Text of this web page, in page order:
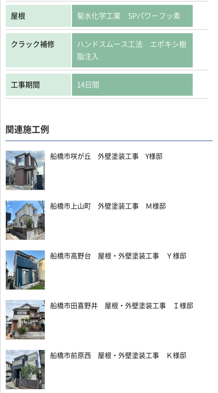
屋根 菊水化学工業 SPパワーフッ素
クラック補修
ハンドスムース工法 エポキシ樹
脂注入
工事期間 14日間
関連施工例
船橋市咲が丘 外壁塗装工事 Y様邸
船橋市上山町 外壁塗装工事 Ｍ様邸
船橋市高野台 屋根・外壁塗装工事 Ｙ様邸
船橋市田喜野井 屋根・外壁塗装工事 Ｉ様邸
船橋市前原西 屋根・外壁塗装工事 Ｋ様邸